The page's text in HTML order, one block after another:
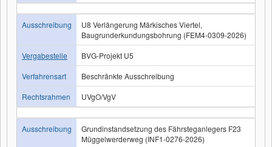
Ausschreibung
U8 Verlängerung Märkisches Viertel,
Baugrunderkundungsbohrung (FEM4-0309-2026)
Vergabestelle
BVG-Projekt U5
Verfahrensart
Beschränkte Ausschreibung
Rechtsrahmen
UVgO/VgV
Ausschreibung
Grundinstandsetzung des Fährsteganlegers F23
Müggelwerderweg (INF1-0276-2026)